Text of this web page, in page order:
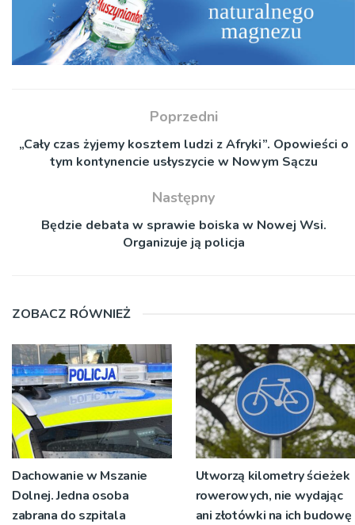
Poprzedni
„Cały czas żyjemy kosztem ludzi z Afryki”. Opowieści o
tym kontynencie usłyszycie w Nowym Sączu
Następny
Będzie debata w sprawie boiska w Nowej Wsi.
Organizuje ją policja
ZOBACZ RÓWNIEŻ
Dachowanie w Mszanie
Dolnej. Jedna osoba
zabrana do szpitala
Utworzą kilometry ścieżek
rowerowych, nie wydając
ani złotówki na ich budowę